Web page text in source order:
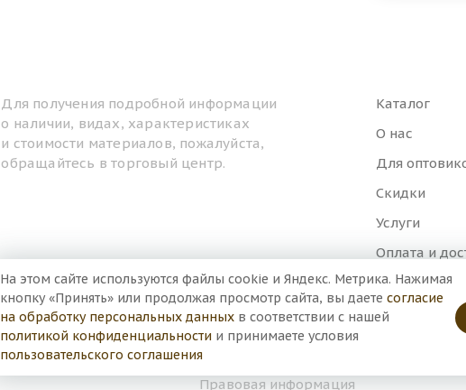
Для получения подробной информации
о наличии, видах, характеристиках
и стоимости материалов, пожалуйста,
обращайтесь в торговый центр.
Каталог
О нас
Для
Скидки
Услуги
Оплата и
Контакты
Правовая информация
На этом сайте используются файлы cookie и Яндекс. Метрика. Нажимая
кнопку «Принять» или продолжая просмотр сайта, вы даете согласие
на обработку персональных данных в соответствии с нашей
политикой конфиденциальности и принимаете условия
пользовательского соглашения